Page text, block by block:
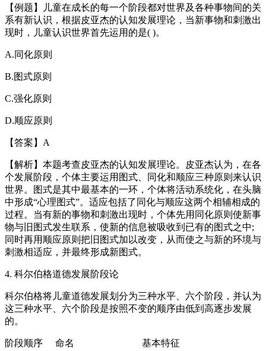
【例题】儿童在成长的每一个阶段都对世界及各种事物间的关
系有新认识，根据皮亚杰的认知发展理论，当新事物和刺激出
现时，儿童认识世界首先运用的是( )。
A.同化原则
B.图式原则
C.强化原则
D.顺应原则
【答案】A
【解析】本题考查皮亚杰的认知发展理论。皮亚杰认为，在各
个发展阶段，个体主要运用图式、同化和顺应三种原则来认识
世界。图式是其中最基本的一环，个体将活动系统化，在头脑
中形成“心理图式”。适应包括了同化与顺应这两个相辅相成的
过程。当有新的事物和刺激出现时，个体先用同化原则使新事
物与旧图式发生联系，使新的信息被吸收到已有的图式之中;
同时再用顺应原则把旧图式加以改变，从而使之与新的环境与
刺激相适应，并最终形成新图式。
4. 科尔伯格道德发展阶段论
科尔伯格将儿童道德发展划分为三种水平、六个阶段，并认为
这三种水平、六个阶段是按照不变的顺序由低到高逐步发展
的。
阶段顺序 命名
基本特征